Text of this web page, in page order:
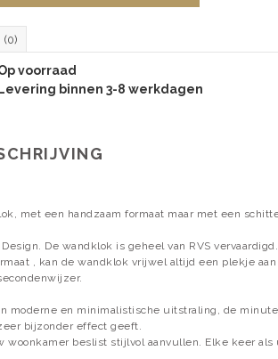
(0)
voorraad
Levering binnen 3-8 werkdagen
met een handzaam formaat maar met een
De wandklok is geheel van RVS
, kan de wandklok vrijwel altijd een plekje
moderne en minimalistische uitstraling, de
bijzonder effect geeft.
woonkamer beslist stijlvol aanvullen. Elke keer